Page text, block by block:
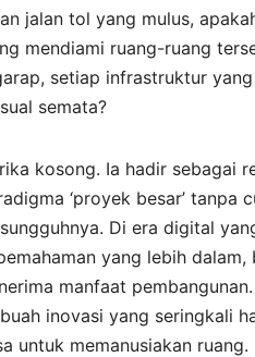
jalan tol yang mulus,
mendiami ruang-ruang
setiap infrastruktur
semata?
kosong. Ia hadir sebagai
‘proyek besar’ tanpa
Di era digital
yang lebih
manfaat
inovasi yang seringkali
untuk memanusiakan ruang.